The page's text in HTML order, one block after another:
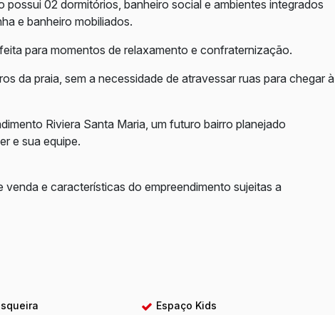
possui 02 dormitórios, banheiro social e ambientes integrados
e banheiro mobiliados.
para momentos de relaxamento e confraternização.
da praia, sem a necessidade de atravessar ruas para chegar à
Riviera Santa Maria, um futuro bairro planejado
e sua equipe.
e características do empreendimento sujeitas a
Espaço Kids